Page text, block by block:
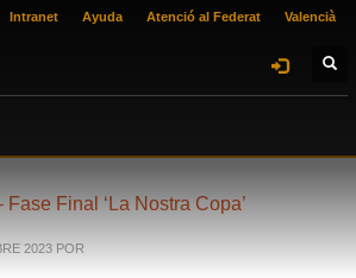
Intranet Ayuda Atenció al Federat Valencià
Fase Final ‘La Nostra Copa’
2023 POR